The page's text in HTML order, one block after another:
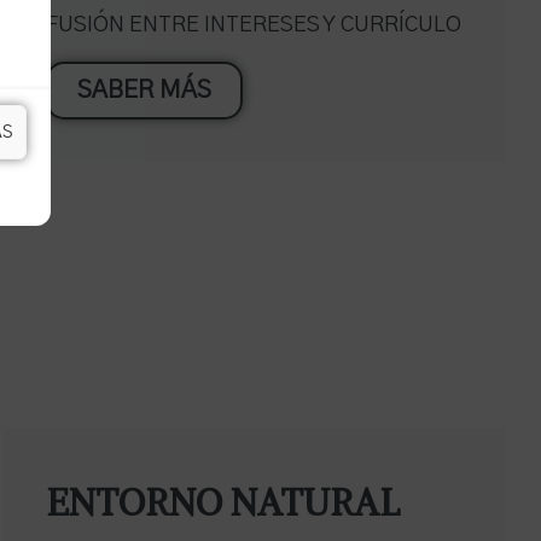
FUSIÓN ENTRE INTERESES Y CURRÍCULO
SABER MÁS
ENTORNO NATURAL